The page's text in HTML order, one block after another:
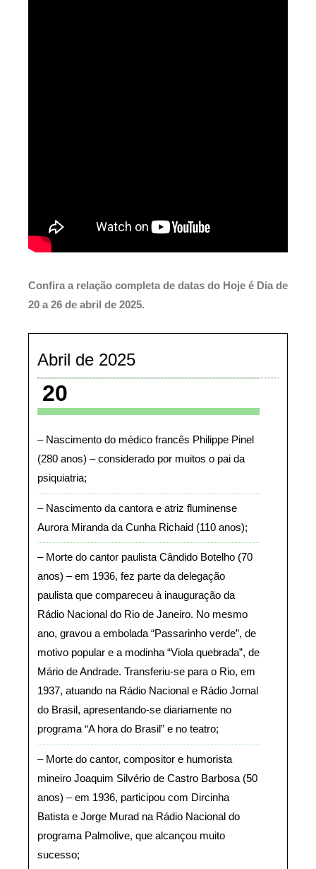
Confira a relação completa de datas do Hoje é Dia de
20 a 26 de abril de 2025.
Abril de 2025
20
Nascimento do médico francês Philippe Pinel
(280 anos) – considerado por muitos o pai da
psiquiatria
Nascimento da cantora e atriz fluminense
Aurora Miranda da Cunha Richaid (110 anos)
Morte do cantor paulista Cândido Botelho (70
anos) – em 1936, fez parte da delegação
paulista que compareceu à inauguração da
Rádio Nacional do Rio de Janeiro. No mesmo
ano, gravou a embolada “Passarinho verde”, de
motivo popular e a modinha “Viola quebrada”, de
Mário de Andrade. Transferiu-se para o Rio, em
1937, atuando na Rádio Nacional e Rádio Jornal
do Brasil, apresentando-se diariamente no
programa “A hora do Brasil” e no teatro
Morte do cantor, compositor e humorista
mineiro Joaquim Silvério de Castro Barbosa (50
anos) – em 1936, participou com Dircinha
Batista e Jorge Murad na Rádio Nacional do
programa Palmolive, que alcançou muito
sucesso